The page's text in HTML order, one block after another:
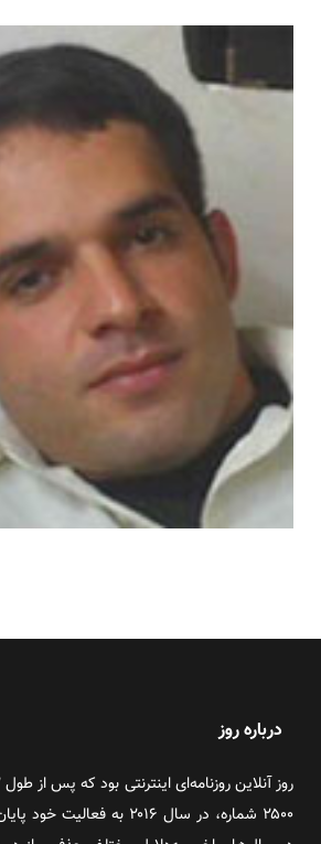
درباره روز
۲۵۰۰ شماره، در سال ۲۰۱۶ به